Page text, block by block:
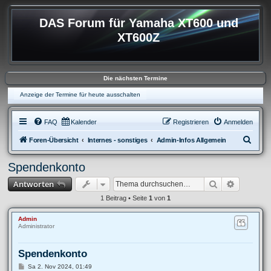
DAS Forum für Yamaha XT600 und
XT600Z
Die nächsten Termine
Anzeige der Termine für heute ausschalten
FAQ Kalender Anmelden
Registrieren
Foren-Übersicht Internes - sonstiges Admin-Infos Allgemein
u
Spendenkonto
Antworten Suche
1 Beitrag • Seite 1 von 1
Admin
Administrator
Spendenkonto
BSa 2. Nov 2024, 01:49